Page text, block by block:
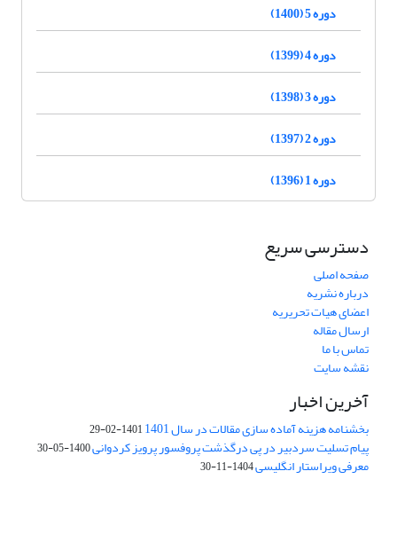
دوره 5 (1400)
دوره 4 (1399)
دوره 3 (1398)
دوره 2 (1397)
دوره 1 (1396)
دسترسی سریع
صفحه اصلی
درباره نشریه
اعضای هیات تحریریه
ارسال مقاله
تماس با ما
نقشه سایت
آخرین اخبار
بخشنامه هزینه آماده سازی مقالات در سال 1401 1401-02-29
پیام تسلیت سردبیر در پی درگذشت پروفسور پرویز کردوانی1400-05-30
معرفی ویراستار انگلیسی1404-11-30